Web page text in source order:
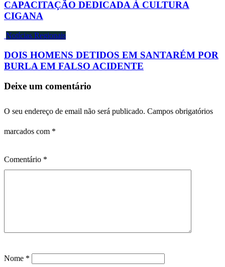
CAPACITAÇÃO DEDICADA À CULTURA
CIGANA
Notícias Regionais
DOIS HOMENS DETIDOS EM SANTARÉM POR
BURLA EM FALSO ACIDENTE
Deixe um comentário
O seu endereço de email não será publicado. Campos obrigatórios
marcados com *
Comentário *
Nome *